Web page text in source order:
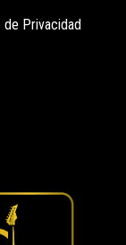
de Privacidad